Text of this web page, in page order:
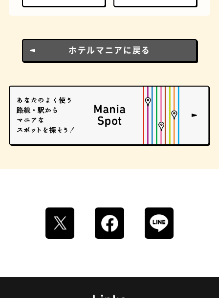
ロイヤルミルクティー せんべろ
ホテルマニアに戻る